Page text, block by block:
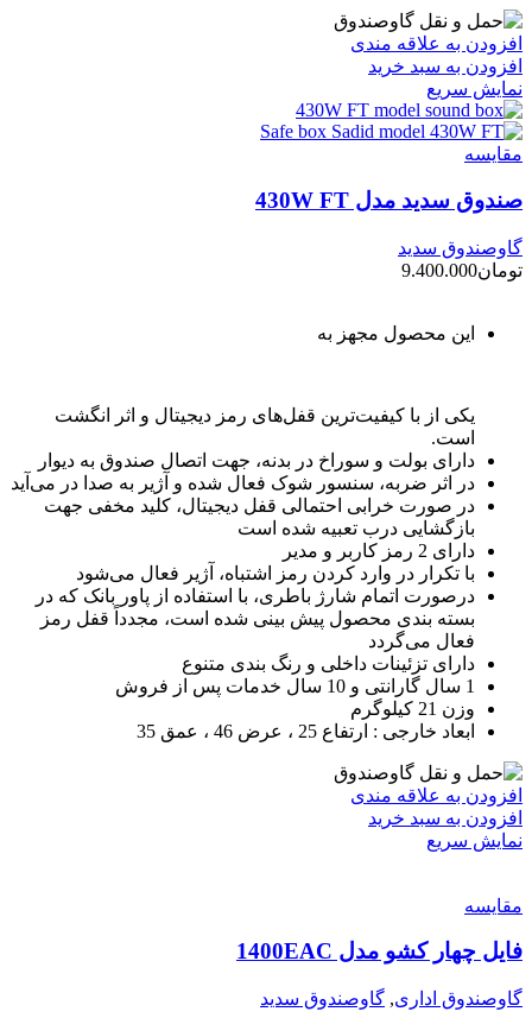
افزودن به علاقه مندی
افزودن به سبد خرید
نمایش سریع
مقايسه
صندوق سدید مدل 430W FT
گاوصندوق سدید
تومان9.400.000
این محصول مجهز به
یکی از با کیفیت‌ترین قفل‌های رمز دیجیتال و اثر انگشت
است.
دارای بولت و سوراخ در بدنه، جهت اتصال صندوق به دیوار
در اثر ضربه، سنسور شوک فعال شده و آژیر به صدا در می‌آید
در صورت خرابی احتمالی قفل دیجیتال، کلید مخفی جهت
بازگشایی درب تعبیه شده است
دارای 2 رمز کاربر و مدیر
با تکرار در وارد کردن رمز اشتباه، آژیر فعال می‌شود
درصورت اتمام شارژ باطری، با استفاده از پاور بانک که در
بسته بندی محصول پیش بینی شده است، مجدداً قفل رمز
فعال می‌گردد
دارای تزئینات داخلی و رنگ بندی متنوع
1 سال گارانتی و 10 سال خدمات پس از فروش
وزن 21 کیلوگرم
ابعاد خارجی : ارتفاع 25 ، عرض 46 ، عمق 35
افزودن به علاقه مندی
افزودن به سبد خرید
نمایش سریع
مقايسه
فایل چهار کشو مدل 1400EAC
گاوصندوق اداری, گاوصندوق سدید